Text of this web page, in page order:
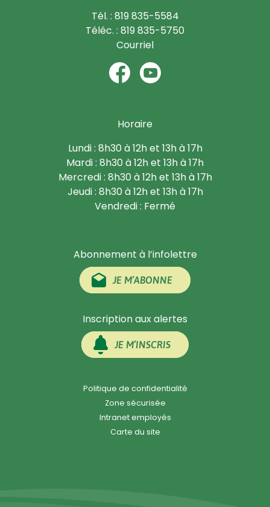
Tél. : 819 835-5584
Téléc. : 819 835-5750
Courriel
Horaire
Lundi : 8h30 à 12h et 13h à 17h
Mardi : 8h30 à 12h et 13h à 17h
Mercredi : 8h30 à 12h et 13h à 17h
Jeudi : 8h30 à 12h et 13h à 17h
Vendredi : Fermé
Abonnement à l’infolettre
JE M’ABONNE
Inscription aux alertes
JE M’INSCRIS
Politique de confidentialité
Zone sécurisée
Intranet employés
Carte du site